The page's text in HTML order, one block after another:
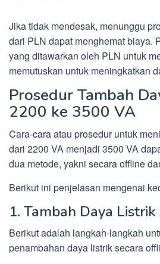
Jika tidak mendesak, menunggu
dari PLN dapat menghemat biaya.
yang ditawarkan oleh PLN untuk
memutuskan untuk meningkatkan
Prosedur Tambah
2200 ke 3500 VA
Cara-cara atau prosedur untuk
dari 2200 VA menjadi 3500 VA
dua metode, yakni secara offline
Berikut ini penjelasan mengenai
1. Tambah Daya
Berikut adalah langkah-langkah
penambahan daya listrik secara